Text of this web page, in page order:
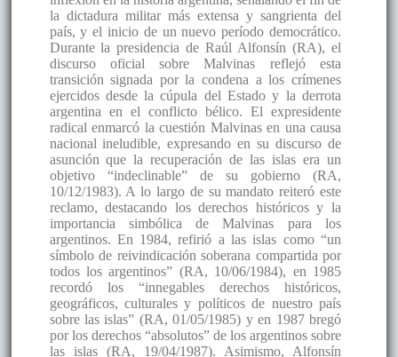
la dictadura militar más extensa y sangrienta del
país, y el inicio de un nuevo período democrático.
Durante la presidencia de Raúl Alfonsín (RA), el
discurso oficial sobre Malvinas reflejó esta
transición signada por la condena a los crímenes
ejercidos desde la cúpula del Estado y la derrota
argentina en el conflicto bélico. El expresidente
radical enmarcó la cuestión Malvinas en una causa
nacional ineludible, expresando en su discurso de
asunción que la recuperación de las islas era un
objetivo “indeclinable” de su gobierno (RA,
10/12/1983). A lo largo de su mandato reiteró este
reclamo, destacando los derechos históricos y la
importancia simbólica de Malvinas para los
argentinos. En 1984, refirió a las islas como “un
símbolo de reivindicación soberana compartida por
todos los argentinos” (RA, 10/06/1984), en 1985
recordó los “innegables derechos históricos,
geográficos, culturales y políticos de nuestro país
sobre las islas” (RA, 01/05/1985) y en 1987 bregó
por los derechos “absolutos” de los argentinos sobre
las islas (RA, 19/04/1987). Asimismo, Alfonsín